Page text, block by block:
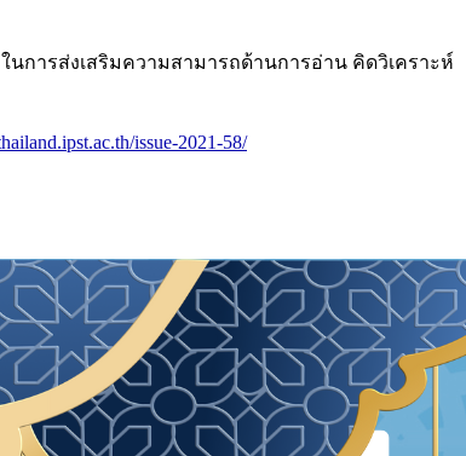
การส่งเสริมความสามารถด้านการอ่าน คิดวิเคราะห์
issue-2021-58/